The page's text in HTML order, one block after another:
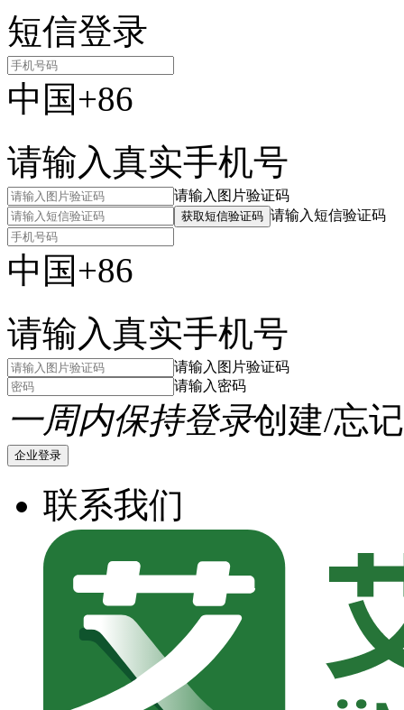
短信登录
中国+86
请输入真实手机号
请输入图片验证码
获取短信验证码 请输入短信验证码
中国+86
请输入真实手机号
请输入图片验证码
请输入密码
一周内保持登录创建/忘
企业登录
联系我们